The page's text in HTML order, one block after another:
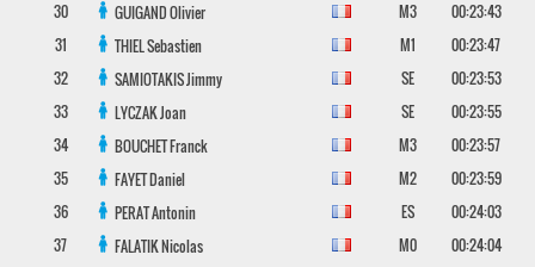
30
GUIGANDOlivier M3
00:23:43
31
THIELSebastien M1
00:23:47
32
SAMIOTAKISJimmy SE
00:23:53
33
LYCZAKJoan SE
00:23:55
34
BOUCHETFranck M3
00:23:57
35
FAYETDaniel M2
00:23:59
36
PERATAntonin ES
00:24:03
37
FALATIKNicolas M0
00:24:04